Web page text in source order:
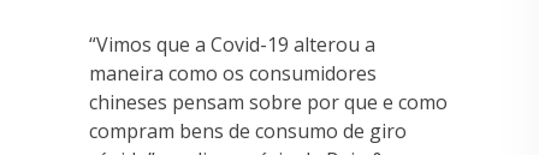
“Vimos que a Covid-19 alterou a
maneira como os consumidores
chineses pensam sobre por que e como
compram bens de consumo de giro